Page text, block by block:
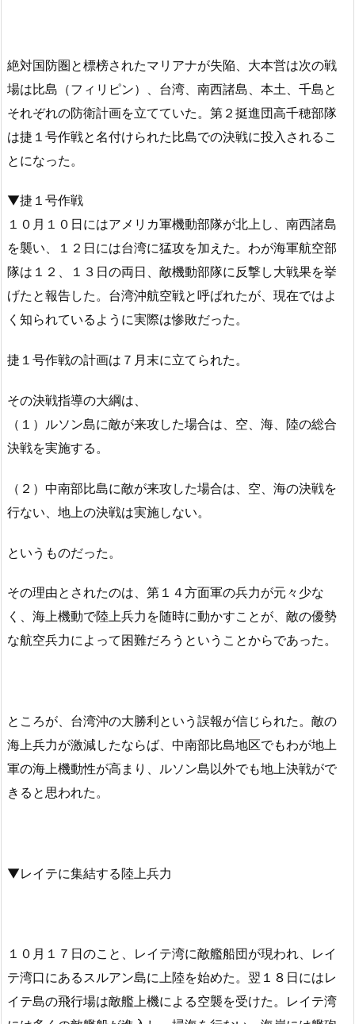
絶対国防圏と標榜されたマリアナが失陥、大本営は次の戦
場は比島（フィリピン）、台湾、南西諸島、本土、千島と
それぞれの防衛計画を立てていた。第２挺進団高千穂部隊
は捷１号作戦と名付けられた比島での決戦に投入されるこ
とになった。
▼捷１号作戦
１０月１０日にはアメリカ軍機動部隊が北上し、南西諸島
を襲い、１２日には台湾に猛攻を加えた。わが海軍航空部
隊は１２、１３日の両日、敵機動部隊に反撃し大戦果を挙
げたと報告した。台湾沖航空戦と呼ばれたが、現在ではよ
く知られているように実際は惨敗だった。
捷１号作戦の計画は７月末に立てられた。
その決戦指導の大綱は、
（１）ルソン島に敵が来攻した場合は、空、海、陸の総合
決戦を実施する。
（２）中南部比島に敵が来攻した場合は、空、海の決戦を
行ない、地上の決戦は実施しない。
というものだった。
その理由とされたのは、第１４方面軍の兵力が元々少な
く、海上機動で陸上兵力を随時に動かすことが、敵の優勢
な航空兵力によって困難だろうということからであった。
ところが、台湾沖の大勝利という誤報が信じられた。敵の
海上兵力が激減したならば、中南部比島地区でもわが地上
軍の海上機動性が高まり、ルソン島以外でも地上決戦がで
きると思われた。
▼レイテに集結する陸上兵力
１０月１７日のこと、レイテ湾に敵艦船団が現われ、レイ
テ湾口にあるスルアン島に上陸を始めた。翌１８日にはレ
イテ島の飛行場は敵艦上機による空襲を受けた。レイテ湾